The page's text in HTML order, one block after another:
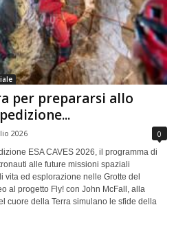
per prepararsi allo
2026 0
ESA CAVES 2026, il programma di
alle future missioni spaziali
vita ed esplorazione nelle Grotte del
al progetto Fly! con John McFall, alla
cuore della Terra simulano le sfide della